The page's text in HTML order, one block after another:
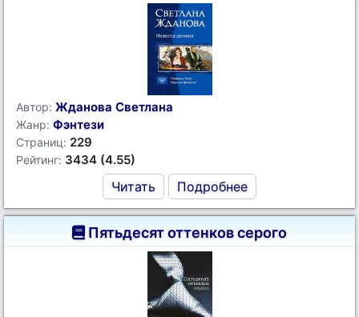
Автор: Жданова Светлана
Жанр: Фэнтези
Страниц: 229
Рейтинг: 3434 (4.55)
Читать Подробнее
Пятьдесят оттенков серого